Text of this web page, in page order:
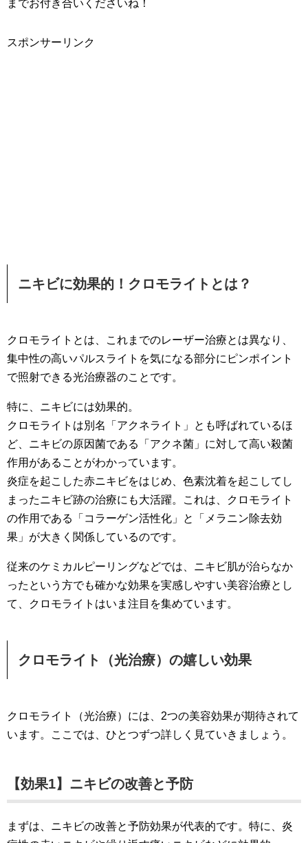
までお付き合いくださいね！
スポンサーリンク
ニキビに効果的！クロモライトとは？
クロモライトとは、これまでのレーザー治療とは異なり、
集中性の高いパルスライトを気になる部分にピンポイント
で照射できる光治療器のことです。
特に、ニキビには効果的。
クロモライトは別名「アクネライト」とも呼ばれているほ
ど、ニキビの原因菌である「アクネ菌」に対して高い殺菌
作用があることがわかっています。
炎症を起こした赤ニキビをはじめ、色素沈着を起こしてし
まったニキビ跡の治療にも大活躍。これは、クロモライト
の作用である「コラーゲン活性化」と「メラニン除去効
果」が大きく関係しているのです。
従来のケミカルピーリングなどでは、ニキビ肌が治らなか
ったという方でも確かな効果を実感しやすい美容治療とし
て、クロモライトはいま注目を集めています。
クロモライト（光治療）の嬉しい効果
クロモライト（光治療）には、2つの美容効果が期待されて
います。ここでは、ひとつずつ詳しく見ていきましょう。
【効果1】ニキビの改善と予防
まずは、ニキビの改善と予防効果が代表的です。特に、炎